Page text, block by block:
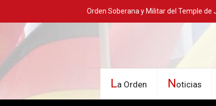
Orden Soberana y Militar del Temple de
La Orden Noticias